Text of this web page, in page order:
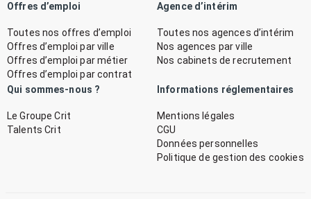
Offres d’emploi
Toutes nos offres d’emploi
Offres d’emploi par ville
Offres d’emploi par métier
Offres d’emploi par contrat
Agence d’intérim
Toutes nos agences d’intérim
Nos agences par ville
Nos cabinets de recrutement
Qui sommes-nous ?
Le Groupe Crit
Talents Crit
Informations réglementaires
Mentions légales
CGU
Données personnelles
Politique de gestion des cookies